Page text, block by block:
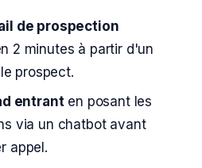
de prospection
2 minutes à partir d'un
prospect.
entranten posant les
via un chatbot avant
appel.